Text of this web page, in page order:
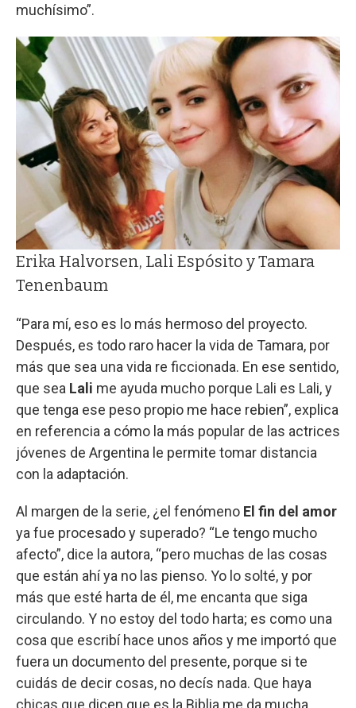
muchísimo”.
Erika Halvorsen, Lali Espósito y Tamara
Tenenbaum
“Para mí, eso es lo más hermoso del proyecto.
Después, es todo raro hacer la vida de Tamara, por
más que sea una vida re ficcionada. En ese sentido,
que sea Lali me ayuda mucho porque Lali es Lali, y
que tenga ese peso propio me hace rebien”, explica
en referencia a cómo la más popular de las actrices
jóvenes de Argentina le permite tomar distancia
con la adaptación.
Al margen de la serie, ¿el fenómeno El fin del amor
ya fue procesado y superado? “Le tengo mucho
afecto”, dice la autora, “pero muchas de las cosas
que están ahí ya no las pienso. Yo lo solté, y por
más que esté harta de él, me encanta que siga
circulando. Y no estoy del todo harta; es como una
cosa que escribí hace unos años y me importó que
fuera un documento del presente, porque si te
cuidás de decir cosas, no decís nada. Que haya
chicas que dicen que es la Biblia me da mucha